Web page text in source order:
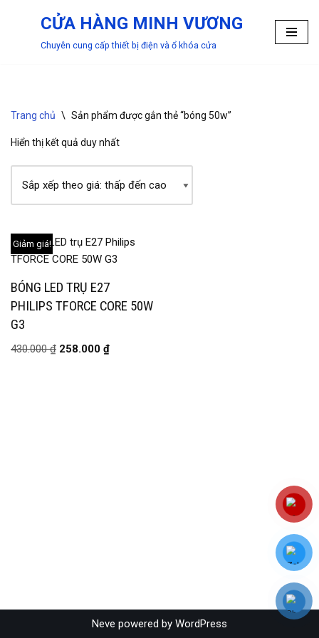
CỬA HÀNG MINH VƯƠNG
Chuyên cung cấp thiết bị điện và ổ khóa cửa
Trang chủ \ Sản phẩm được gắn thẻ “bóng 50w”
Hiển thị kết quả duy nhất
Giảm giá!
BÓNG LED TRỤ E27
PHILIPS TFORCE CORE 50W
G3
430.000₫ 258.000 ₫
Neve powered by WordPress